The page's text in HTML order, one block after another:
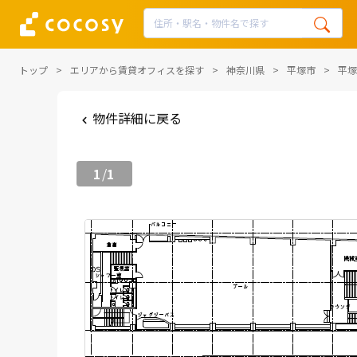
トップ エリアから賃貸オフィスを探す 神奈川県 平塚市 平
物件詳細に戻る
1/1